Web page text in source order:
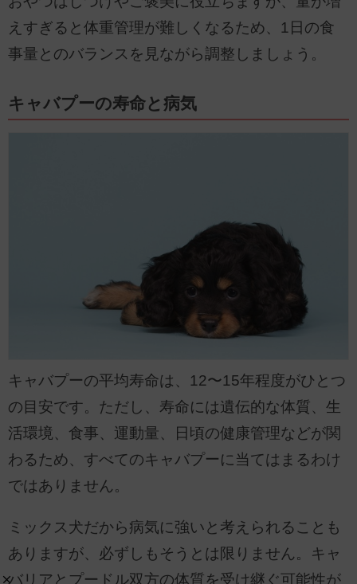
えすぎると体重管理が難しくなるため、1日の食
事量とのバランスを見ながら調整しましょう。
キャバプーの寿命と病気
キャバプーの平均寿命は、12〜15年程度がひとつ
の目安です。ただし、寿命には遺伝的な体質、生
活環境、食事、運動量、日頃の健康管理などが関
わるため、すべてのキャバプーに当てはまるわけ
ではありません。
ミックス犬だから病気に強いと考えられることも
ありますが、必ずしもそうとは限りません。キャ
バリアとプードル双方の体質を受け継ぐ可能性が